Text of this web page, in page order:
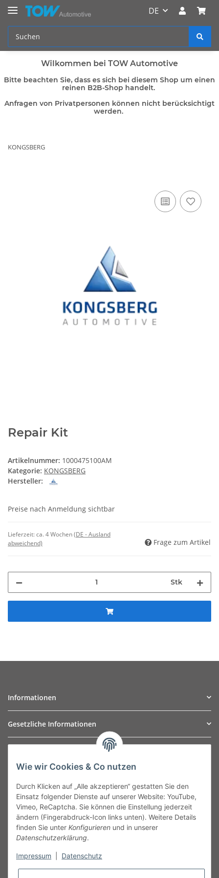
DE
Wilkommen bei TOW Automotive
Bitte beachten Sie, dass es sich bei diesem Shop um einen
reinen B2B-Shop handelt.
Anfragen von Privatpersonen können nicht berücksichtigt
werden.
KONGSBERG
Repair Kit
Artikelnummer: 1000475100AM
Kategorie: KONGSBERG
Hersteller:
Preise nach Anmeldung sichtbar
Lieferzeit:ca. 4 Wochen(DE - Ausland
abweichend)
Frage zum Artikel
Stk
Informationen
Gesetzliche Informationen
Leibnizstraße 2a
Germany
Phone:+49 40 5287270
Fax:+49 40 5281050
Email:sales@tow-automotive.de
Wie wir Cookies & Co nutzen
Durch Klicken auf „Alle akzeptieren“ gestatten Sie den
Einsatz folgender Dienste auf unserer Website: YouTube,
Vimeo, ReCaptcha. Sie können die Einstellung jederzeit
ändern (Fingerabdruck-Icon links unten). Weitere Details
finden Sie unter Konfigurieren und in unserer
Datenschutzerklärung.
Impressum Datenschutz